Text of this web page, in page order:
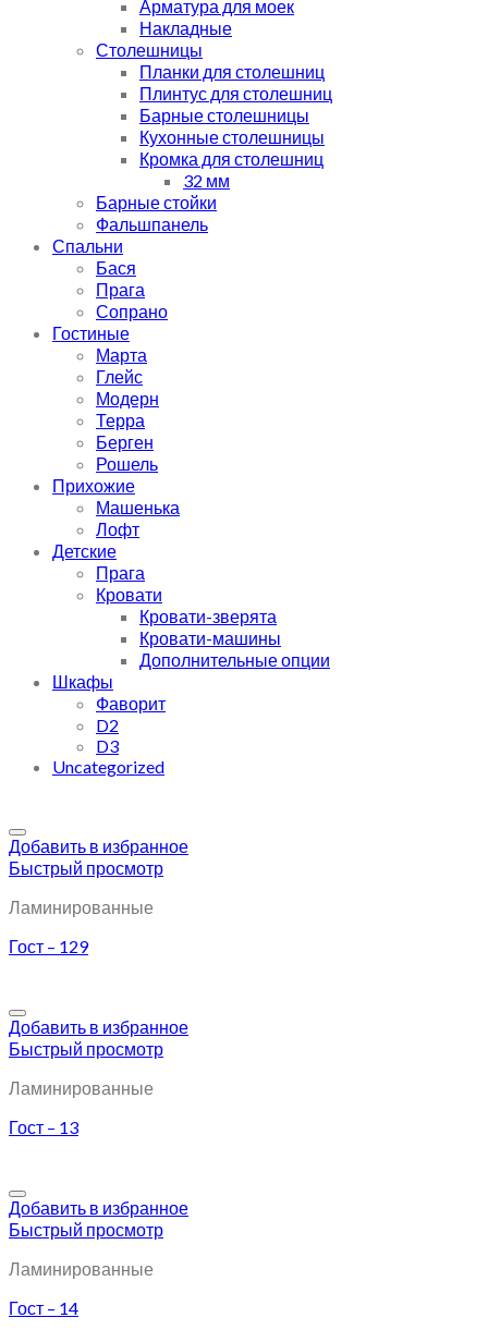
Арматура для моек
Накладные
Столешницы
Планки для столешниц
Плинтус для столешниц
Барные столешницы
Кухонные столешницы
Кромка для столешниц
32 мм
Барные стойки
Фальшпанель
Спальни
Бася
Прага
Сопрано
Гостиные
Марта
Глейс
Модерн
Терра
Берген
Рошель
Прихожие
Машенька
Лофт
Детские
Прага
Кровати
Кровати-зверята
Кровати-машины
Дополнительные опции
Шкафы
Фаворит
D2
D3
Uncategorized
Добавить в избранное
Быстрый просмотр
Ламинированные
Гост – 129
Добавить в избранное
Быстрый просмотр
Ламинированные
Гост – 13
Добавить в избранное
Быстрый просмотр
Ламинированные
Гост – 14